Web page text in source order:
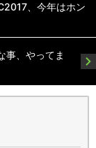
、今年はホン
事、やってま